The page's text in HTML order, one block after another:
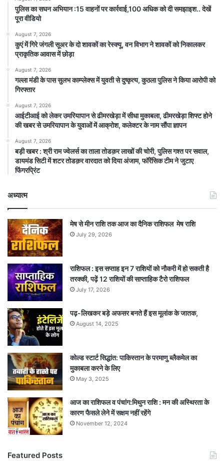
पुलिस का सघन अभियान :15 वाहनों पर कार्रवाई,100 अधिक को दी समझाइश.. देखें
पूरा वीडियो
August 7, 2026
कुएं में गिरे जंगली सूअर के दो शावकों का रेस्क्यू, वन विभाग ने शावकों को निकालकर
प्राकृतिक आवास में छोड़ा
August 7, 2026
गल्ला मंडी के पास सुलभ काम्प्लेक्स में युवती से दुष्कृत्य, कुठला पुलिस ने किया आरोपी को
गिरफ्तार
August 7, 2026
आईटीआई को लेकर उमरियापान से ढीमरखेड़ा में सीधा मुकाबला, ढीमरखेड़ा शिफ्ट होने
की खबर से उमरियापान के युवाओं में आक्रोश, कलेक्टर के नाम सौंपा ज्ञापन
August 7, 2026
बड़ी खबर : श्री राम ज्वेलर्स का ताला तोडक़र लाखों की चोरी, पुलिस गश्त पर सवाल,
डायमंड सिटी में शटर तोडक़र वारदात को दिया अंजाम, फॉरेंसिक टीम ने जुटाए
फिंगरप्रिंट
अध्यात्म
मेष से मीन राशि तक आज का दैनिक राशिफल मेष राशि
July 29, 2026
राशिफल : इस सप्ताह इन 7 राशियों को नौकरी में हो सकती है
तरक्की, पढ़ें 12 राशियों की साप्ताहिक टैरो राशिफल
July 17, 2026
पढ़-लिखकर बड़े अफसर बनते हैं इस मूलांक के जातक,
August 14, 2025
कोल्ड स्टार्ट सिद्धांत: पाकिस्तान के परमाणु ब्लैकमेल का
मुकाबला करने के लिए
May 3, 2025
आज का राशिफल व पंचांग:मिथुन राशि : मन की अस्थिरता के
कारण फैसले लेने में सक्षम नहीं रहेंगे
November 12, 2024
Featured Posts